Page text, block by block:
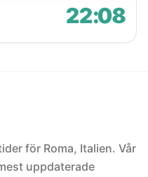
22:08
för Roma, Italien. Vår
uppdaterade